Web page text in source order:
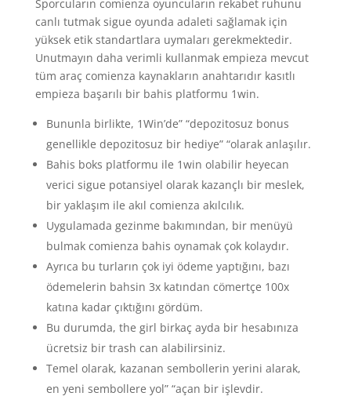
Sporcuların comienza oyuncuların rekabet ruhunu
canlı tutmak sigue oyunda adaleti sağlamak için
yüksek etik standartlara uymaları gerekmektedir.
Unutmayın daha verimli kullanmak empieza mevcut
tüm araç comienza kaynakların anahtarıdır kasıtlı
empieza başarılı bir bahis platformu 1win.
Bununla birlikte, 1Win’de” “depozitosuz bonus
genellikle depozitosuz bir hediye” “olarak anlaşılır.
Bahis boks platformu ile 1win olabilir heyecan
verici sigue potansiyel olarak kazançlı bir meslek,
bir yaklaşım ile akıl comienza akılcılık.
Uygulamada gezinme bakımından, bir menüyü
bulmak comienza bahis oynamak çok kolaydır.
Ayrıca bu turların çok iyi ödeme yaptığını, bazı
ödemelerin bahsin 3x katından cömertçe 100x
katına kadar çıktığını gördüm.
Bu durumda, the girl birkaç ayda bir hesabınıza
ücretsiz bir trash can alabilirsiniz.
Temel olarak, kazanan sembollerin yerini alarak,
en yeni sembollere yol” “açan bir işlevdir.